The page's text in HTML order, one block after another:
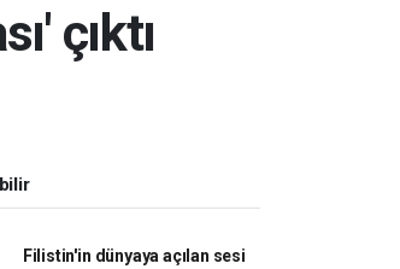
çıktı
Filistin'in dünyaya açılan sesi